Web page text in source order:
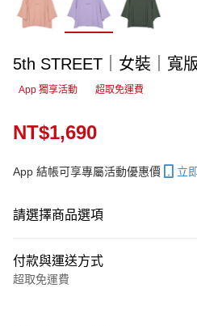
5th STREET｜女裝｜寬
App 獨享活動 超取免運費
NT$1,690
App 結帳可享專屬活動優惠價 立
請選擇商品選項
付款與運送方式
超取免運費